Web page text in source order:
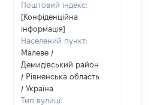
Поштовий індекс:
[Конфіденційна
інформація]
Населений пункт:
Малеве /
Демидівський район
/ Рівненська область
/ Україна
Тип вулиці: